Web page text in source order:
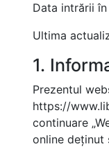
Data intrării
Ultima
1.
Prezentul
https://
continuare
online deținut